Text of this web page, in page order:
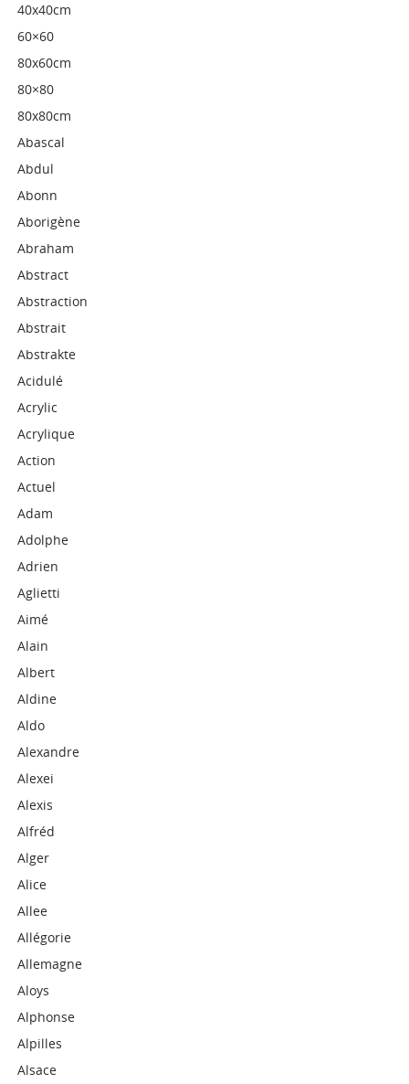
40x40cm
60×60
80x60cm
80×80
80x80cm
Abascal
Abdul
Abonn
Aborigène
Abraham
Abstract
Abstraction
Abstrait
Abstrakte
Acidulé
Acrylic
Acrylique
Action
Actuel
Adam
Adolphe
Adrien
Aglietti
Aimé
Alain
Albert
Aldine
Aldo
Alexandre
Alexei
Alexis
Alfréd
Alger
Alice
Allee
Allégorie
Allemagne
Aloys
Alphonse
Alpilles
Alsace